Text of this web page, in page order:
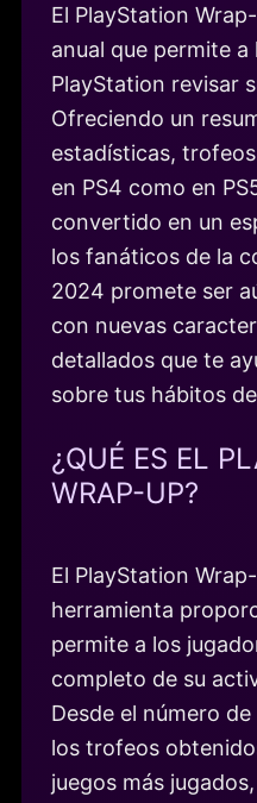
El PlayStation
anual que permite
PlayStation revisar
Ofreciendo un
estadísticas,
en PS4 como en
convertido en un
los fanáticos de la
2024 promete ser
con nuevas
detallados que te
sobre tus hábitos
¿QUÉ ES EL
WRAP-UP?
El PlayStation
herramienta
permite a los
completo de su
Desde el número
los trofeos
juegos más